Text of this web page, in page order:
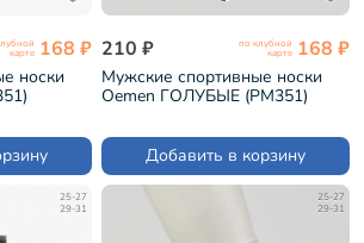
карте 168 ₽
носки
210 ₽ по клубной
карте 168 ₽
Мужские спортивные носки
Oemen ГОЛУБЫЕ (PM351)
Добавить в корзину
25-27
29-31
25-27
29-31